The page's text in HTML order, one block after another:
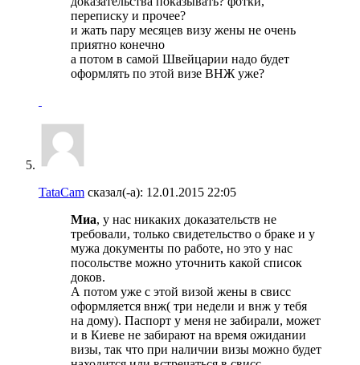
переписку и прочее?
и жать пару месяцев визу жены не очень
приятно конечно
а потом в самой Швейцарии надо будет
оформлять по этой визе ВНЖ уже?
TataCam сказал(-а): 12.01.2015 22:05
Миа, у нас никаких доказательств не
требовали, только свидетельство о браке и у
мужа документы по работе, но это у нас
посольстве можно уточнить какой список
доков.
А потом уже с этой визой жены в свисс
оформляется внж( три недели и внж у тебя
на дому). Паспорт у меня не забирали, может
и в Киеве не забирают на время ожидании
визы, так что при наличии визы можно будет